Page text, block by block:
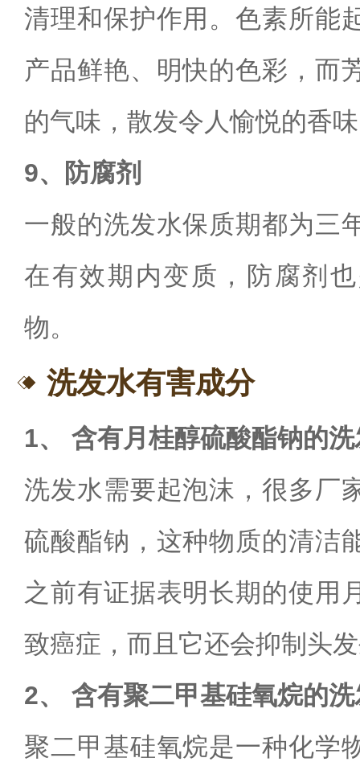
清理和保护作用。色素所能
产品鲜艳、明快的色彩，而
的气味，散发令人愉悦的香
9、防腐剂
一般的洗发水保质期都为三
在有效期内变质，防腐剂
物。
洗发水有害成分
1、 含有月桂醇硫酸酯钠的
洗发水需要起泡沫，很多厂
硫酸酯钠，这种物质的清洁
之前有证据表明长期的使用
致癌症，而且它还会抑制头
2、 含有聚二甲基硅氧烷的
聚二甲基硅氧烷是一种化学